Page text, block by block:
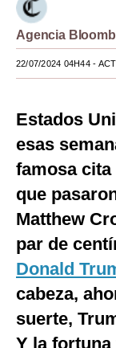
Moda
Estilos
Mundo
México
España
Internacional
Tecnología
Club del Suscriptor
Mix
Agencia
22/07/2024 04H44-
Estados
esas
famosa
que
Matthew
par de
Donald
cabeza,
suerte,
Y la